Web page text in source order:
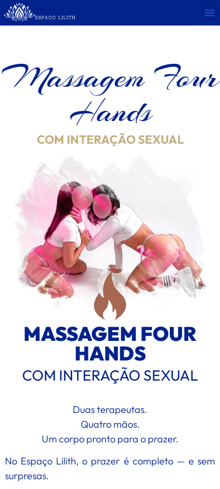
Massagem Four
Hands
COM INTERAÇÃO SEXUAL
MASSAGEM FOUR
HANDS
COM INTERAÇÃO SEXUAL
Duas terapeutas.
Quatro mãos.
Um corpo pronto para o prazer.
No Espaço Lilith, o prazer é completo — e sem
surpresas.